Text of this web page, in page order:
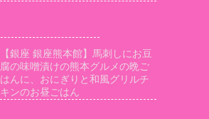
【銀座 銀座熊本館】馬刺しにお豆
腐の味噌漬けの熊本グルメの晩ご
はんに、おにぎりと和風グリルチ
キンのお昼ごはん